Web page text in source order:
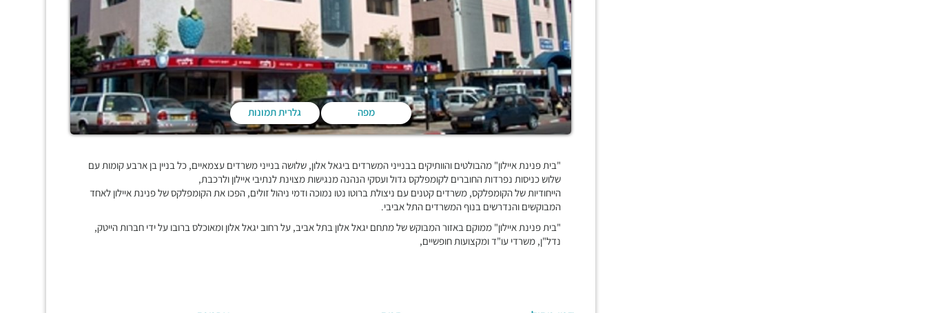
מפה גלרית תמונות
"בית פנינת איילון" מהבולטים והוותיקים בבנייני המשרדים ביגאל אלון, שלושה בנייני משרדים עצמאיים, כל בניין בן ארבע קומות עם
שלוש כניסות נפרדות החוברים לקומפלקס גדול ועסקי הנהנה מנגישות מצוינת לנתיבי איילון ולרכבת,
הייחודיות של הקומפלקס, משרדים קטנים עם ניצולת ברוטו נטו נמוכה ודמי ניהול זולים, הפכו את הקומפלקס של פנינת איילון לאחד
המבוקשים והנדרשים בנוף המשרדים התל אביבי.
"בית פנינת איילון" ממוקם באזור המבוקש של מתחם יגאל אלון בתל אביב, על רחוב יגאל אלון ומאוכלס ברובו על ידי חברות הייטק,
נדל"ן, משרדי עו"ד ומקצועות חופשיים,